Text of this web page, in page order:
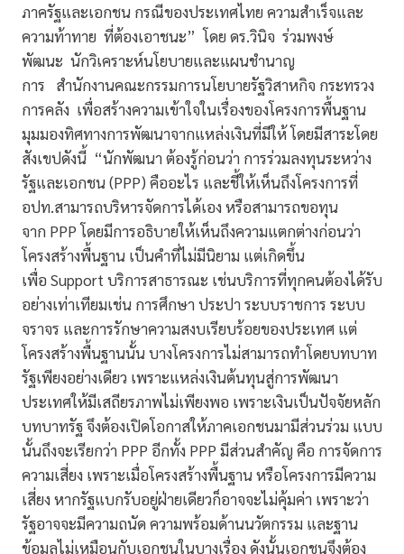
ภาครัฐและเอกชน กรณีของประเทศไทย ความสำเร็จและ
ความท้าทาย ที่ต้องเอาชนะ” โดย ดร.วินิจ ร่วมพงษ์
พัฒนะ นักวิเคราะห์นโยบายและแผนชำนาญ
การ สำนักงานคณะกรรมการนโยบายรัฐวิสาหกิจ กระทรวง
การคลัง เพื่อสร้างความเข้าใจในเรื่องของโครงการพื้นฐาน
มุมมองทิศทางการพัฒนาจากแหล่งเงินที่มีให้ โดยมีสาระโดย
สังเขปดังนี้ “นักพัฒนา ต้องรู้ก่อนว่า การร่วมลงทุนระหว่าง
รัฐและเอกชน (PPP) คืออะไร และชี้ให้เห็นถึงโครงการที่
อปท.สามารถบริหารจัดการได้เอง หรือสามารถขอทุน
จาก PPP โดยมีการอธิบายให้เห็นถึงความแตกต่างก่อนว่า
โครงสร้างพื้นฐาน เป็นคำที่ไม่มีนิยาม แต่เกิดขึ้น
เพื่อ Support บริการสาธารณะ เช่นบริการที่ทุกคนต้องได้รับ
อย่างเท่าเทียมเช่น การศึกษา ประปา ระบบราชการ ระบบ
จราจร และการรักษาความสงบเรียบร้อยของประเทศ แต่
โครงสร้างพื้นฐานนั้น บางโครงการไม่สามารถทำโดยบทบาท
รัฐเพียงอย่างเดียว เพราะแหล่งเงินต้นทุนสู่การพัฒนา
ประเทศให้มีเสถียรภาพไม่เพียงพอ เพราะเงินเป็นปัจจัยหลัก
บทบาทรัฐ จึงต้องเปิดโอกาสให้ภาคเอกชนมามีส่วนร่วม แบบ
นั้นถึงจะเรียกว่า PPP อีกทั้ง PPP มีส่วนสำคัญ คือ การจัดการ
ความเสี่ยง เพราะเมื่อโครงสร้างพื้นฐาน หรือโครงการมีความ
เสี่ยง หากรัฐแบกรับอยู่ฝ่ายเดียวก็อาจจะไม่คุ้มค่า เพราะว่า
รัฐอาจจะมีความถนัด ความพร้อมด้านนวัตกรรม และฐาน
ข้อมูลไม่เหมือนกับเอกชนในบางเรื่อง ดังนั้นเอกชนจึงต้อง